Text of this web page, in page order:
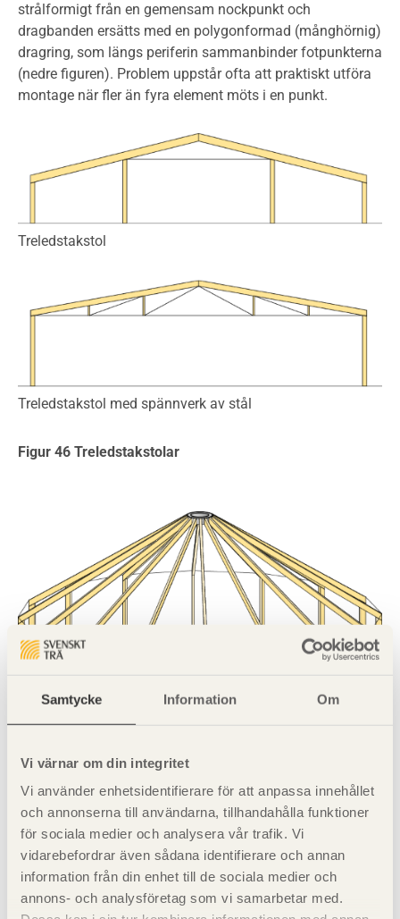
Samtycke Information Om
Vi värnar om din integritet
Vi använder enhetsidentifierare för att anpassa innehållet
och annonserna till användarna, tillhandahålla funktioner
för sociala medier och analysera vår trafik. Vi
vidarebefordrar även sådana identifierare och annan
information från din enhet till de sociala medier och
annons- och analysföretag som vi samarbetar med.
strålformigt från en gemensam nockpunkt och
dragbanden ersätts med en polygonformad (månghörnig)
dragring, som längs periferin sammanbinder fotpunkterna
(nedre figuren). Problem uppstår ofta att praktiskt utföra
montage när fler än fyra element möts i en punkt.
Treledstakstol
Treledstakstol med spännverk av stål
Figur 46 Treledstakstolar
Figur 47 Rymdbärverk